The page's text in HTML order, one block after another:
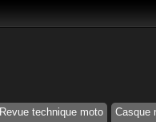
Revue technique moto Casque